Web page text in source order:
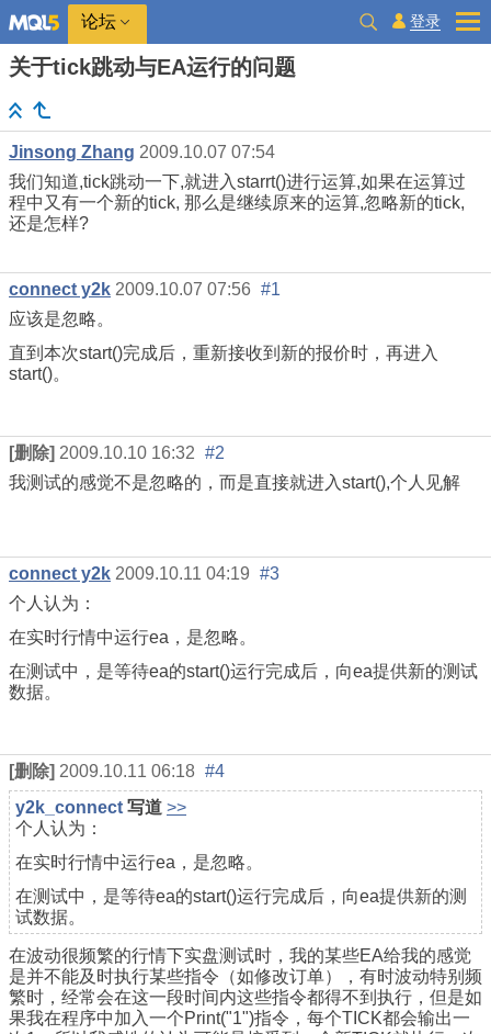
论坛 登录
关于tick跳动与EA运行的问题
Jinsong Zhang 2009.10.07 07:54
我们知道,tick跳动一下,就进入starrt()进行运算,如果在运算过
程中又有一个新的tick, 那么是继续原来的运算,忽略新的tick,
还是怎样?
connect y2k 2009.10.07 07:56 #1
应该是忽略。
直到本次start()完成后，重新接收到新的报价时，再进入
start()。
[删除] 2009.10.10 16:32 #2
我测试的感觉不是忽略的，而是直接就进入start(),个人见解
connect y2k 2009.10.11 04:19 #3
个人认为：
在实时行情中运行ea，是忽略。
在测试中，是等待ea的start()运行完成后，向ea提供新的测试
数据。
[删除] 2009.10.11 06:18 #4
y2k_connect 写道 >>
个人认为：
在实时行情中运行ea，是忽略。
在测试中，是等待ea的start()运行完成后，向ea提供新的测
试数据。
在波动很频繁的行情下实盘测试时，我的某些EA给我的感觉
是并不能及时执行某些指令（如修改订单），有时波动特别频
繁时，经常会在这一段时间内这些指令都得不到执行，但是如
果我在程序中加入一个Print("1")指令，每个TICK都会输出一